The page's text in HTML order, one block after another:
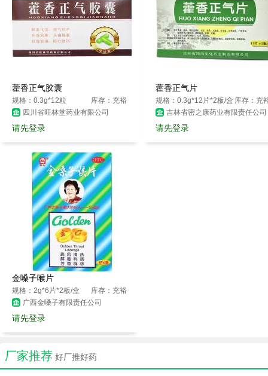
藿香正气胶囊
规格：0.3g*12粒
库存：充裕
四川省旺林堂药业有限公司
请先登录
藿香正气片
规格：0.3g*12片*2板/盒 库存：充
吉林省密之康药业有限责任公司
请先登录
金嗓子喉片
规格：2g*6片*2板/盒
库存：充裕
广西金嗓子有限责任公司
请先登录
厂家推荐 好厂推好药